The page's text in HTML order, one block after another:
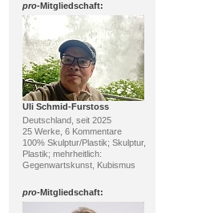
pro-Mitgliedschaft:
Uli Schmid-Furstoss
Deutschland, seit 2025
25 Werke, 6 Kommentare
100% Skulptur/Plastik; Skulptur,
Plastik; mehrheitlich:
Gegenwartskunst, Kubismus
pro-Mitgliedschaft: